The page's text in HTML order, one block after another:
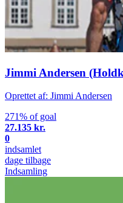
Jimmi Andersen
Oprettet af: Jimmi Andersen
271% of goal
27.135 kr.
0
indsamlet
dage tilbage
Indsamling